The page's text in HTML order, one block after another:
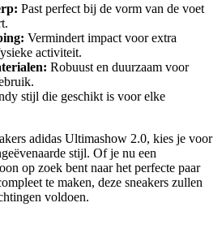
Past perfect bij de vorm van de voet
Vermindert impact voor extra
activiteit.
Robuust en duurzaam voor
stijl die geschikt is voor elke
adidas Ultimashow 2.0, kies je voor
stijl. Of je nu een
op zoek bent naar het perfecte paar
te maken, deze sneakers zullen
voldoen.